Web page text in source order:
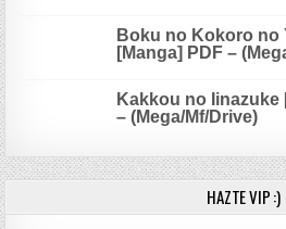
Boku no Kokoro no
[Manga] PDF –
Kakkou no Iinazuke
– (Mega/Mf/Drive)
HAZTE VIP :)